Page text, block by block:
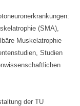
(SMA),
Muskelatrophie
Studien
der TU